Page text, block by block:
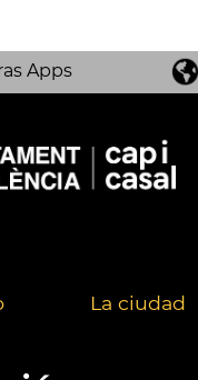
Apps
La ciudad